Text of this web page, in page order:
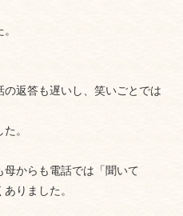
の返答も遅いし、笑いごとでは
。
からも電話では「聞いて
りました。